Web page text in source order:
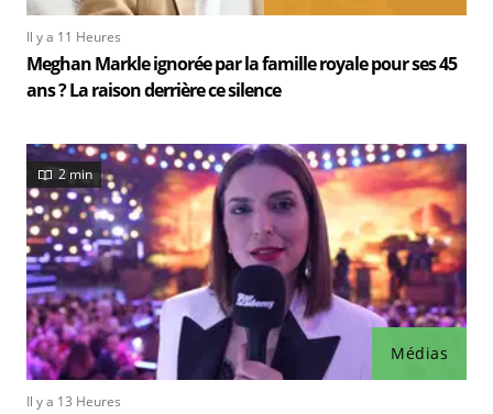
Il y a 11 Heures
Meghan Markle ignorée par la famille royale pour ses 45
ans ? La raison derrière ce silence
Médias
2 min
Il y a 13 Heures